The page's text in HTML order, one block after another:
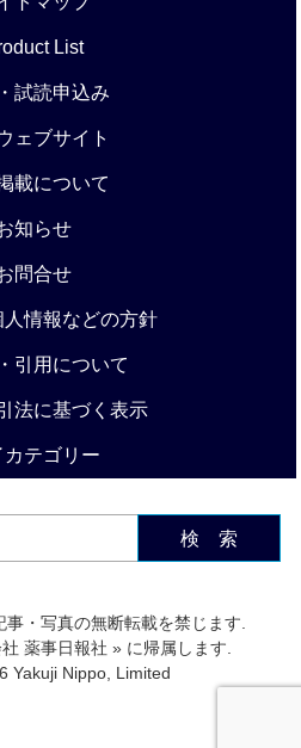
List
試読申込み
ェブサイト
載について
知らせ
問合せ
情報などの方針
引用について
法に基づく表示
カテゴリー
検 索
事・写真の無断転載を禁じます.
薬事日報社 » に帰属します.
Yakuji Nippo, Limited